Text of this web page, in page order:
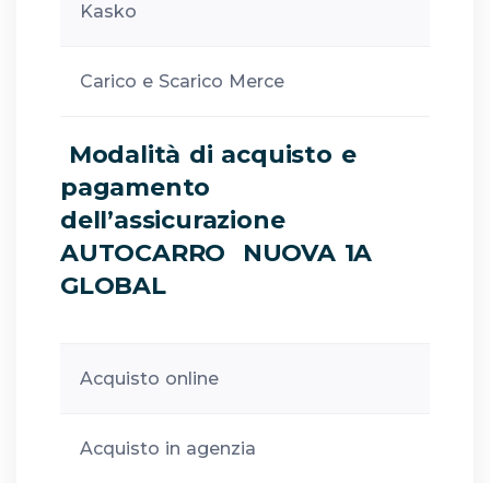
Kasko
Carico e Scarico Merce
Modalità di acquisto e
pagamento
dell’assicurazione
AUTOCARRO NUOVA 1A
GLOBAL
Acquisto online
Acquisto in agenzia